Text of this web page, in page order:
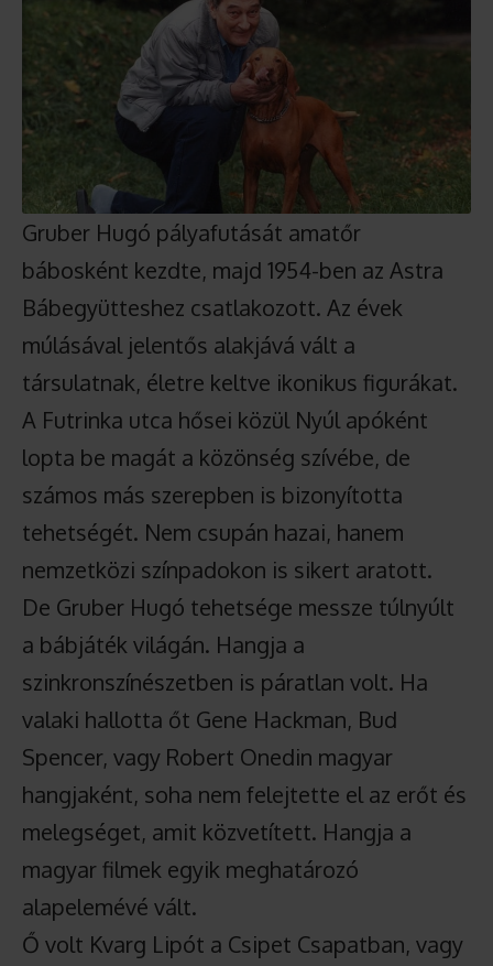
Gruber Hugó pályafutását amatőr
bábosként kezdte, majd 1954-ben az Astra
Bábegyütteshez csatlakozott. Az évek
múlásával jelentős alakjává vált a
társulatnak, életre keltve ikonikus figurákat.
A Futrinka utca hősei közül Nyúl apóként
lopta be magát a közönség szívébe, de
számos más szerepben is bizonyította
tehetségét. Nem csupán hazai, hanem
nemzetközi színpadokon is sikert aratott.
De Gruber Hugó tehetsége messze túlnyúlt
a bábjáték világán. Hangja a
szinkronszínészetben is páratlan volt. Ha
valaki hallotta őt Gene Hackman, Bud
Spencer, vagy Robert Onedin magyar
hangjaként, soha nem felejtette el az erőt és
melegséget, amit közvetített. Hangja a
magyar filmek egyik meghatározó
alapelemévé vált.
Ő volt Kvarg Lipót a Csipet Csapatban, vagy